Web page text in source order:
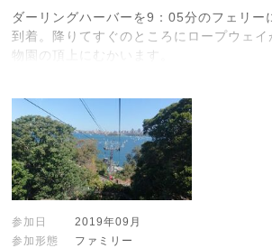
ダーリングハーバーを9：05分のフェリー
到着。降りてすぐのところにロープウェ
物園の頂上にむかいます。
参加日
2019年09月
参加形態
ファミリー